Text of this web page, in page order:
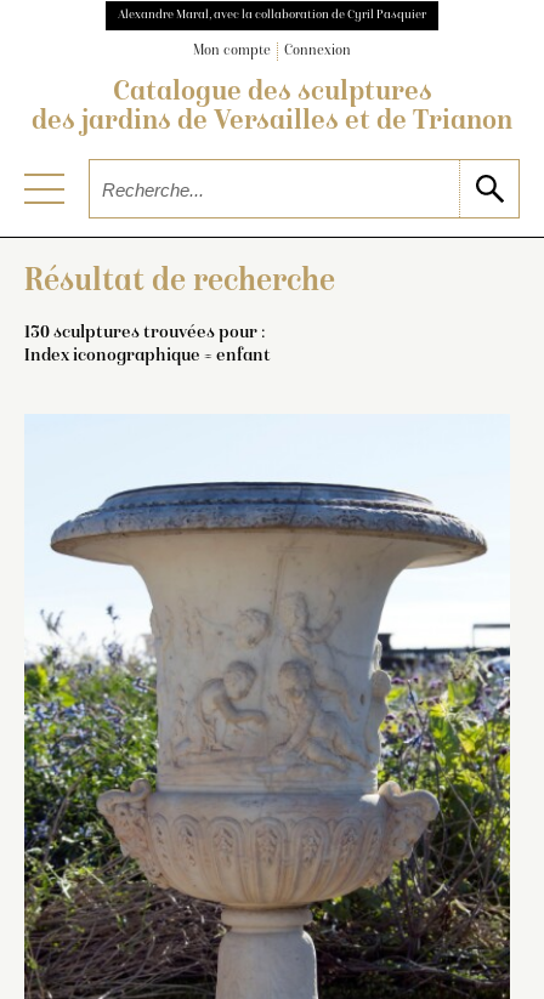
Alexandre Maral, avec la collaboration de Cyril Pasquier
Mon compte Connexion
Catalogue des sculptures
des jardins de Versailles et de Trianon
Résultat de recherche
130 sculptures trouvées pour :
Index iconographique = enfant